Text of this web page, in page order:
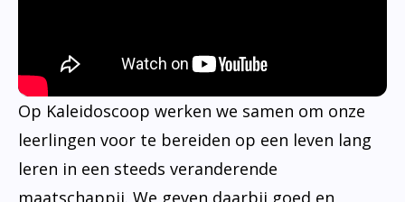
Op Kaleidoscoop werken we samen om onze
leerlingen voor te bereiden op een leven lang
leren in een steeds veranderende
maatschappij. We geven daarbij goed en